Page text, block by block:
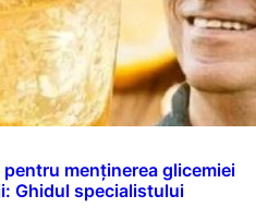
menținerea glicemiei
Ghidul specialistului